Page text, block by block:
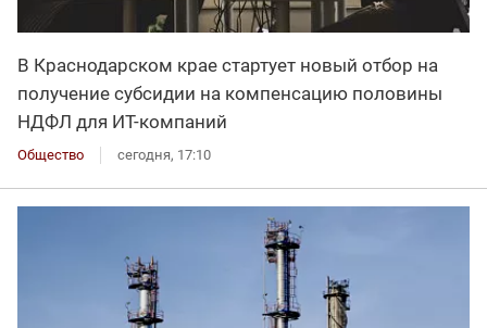
В Краснодарском крае стартует новый отбор на
получение субсидии на компенсацию половины
НДФЛ для ИT-компаний
Общество сегодня, 17:10